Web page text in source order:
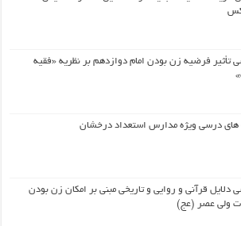
تأثیر فرضیه زن بودن امام دوازدهم بر نظریه «فقیه
های درسی ویژه مدارس استعداد درخشان
دلایل قرآنی و روایی و تاریخی مبنی بر امکان زن بودن
ولی عصر (عج)